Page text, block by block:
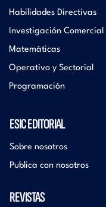
Habilidades Directivas
Investigación Comercial
Matemáticas
Operativo y Sectorial
Programación
ESIC EDITORIAL
Sobre nosotros
Publica con nosotros
REVISTAS